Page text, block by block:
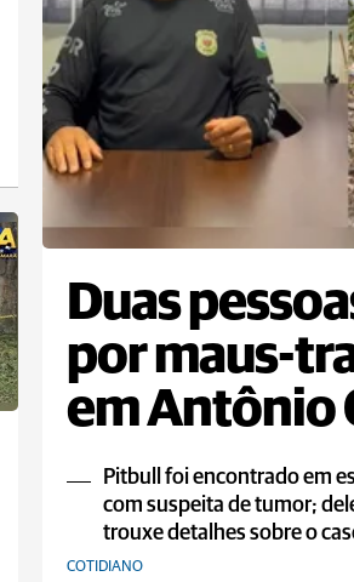
Duas
por maus-
em Antônio
Pitbull foi encontrado em
com suspeita de tumor;
trouxe detalhes sobre o
COTIDIANO